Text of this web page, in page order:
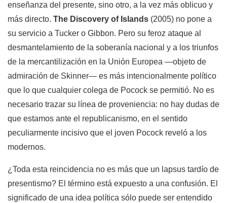
enseñanza del presente, sino otro, a la vez más oblicuo y
más directo. The Discovery of Islands (2005) no pone a
su servicio a Tucker o Gibbon. Pero su feroz ataque al
desmantelamiento de la soberanía nacional y a los triunfos
de la mercantilización en la Unión Europea —objeto de
admiración de Skinner— es más intencionalmente político
que lo que cualquier colega de Pocock se permitió. No es
necesario trazar su línea de proveniencia: no hay dudas de
que estamos ante el republicanismo, en el sentido
peculiarmente incisivo que el joven Pocock reveló a los
modernos.
¿Toda esta reincidencia no es más que un lapsus tardío de
presentismo? El término está expuesto a una confusión. El
significado de una idea política sólo puede ser entendido